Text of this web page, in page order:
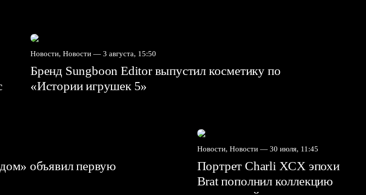
Новости, Новости — 3 августа, 15:50
Бренд Sungboon Editor выпустил косметику по
«Истории игрушек 5»
объявил первую
Новости, Новости — 30 июля, 11:45
Портрет Charli XCX эпохи
Brat пополнил коллекцию